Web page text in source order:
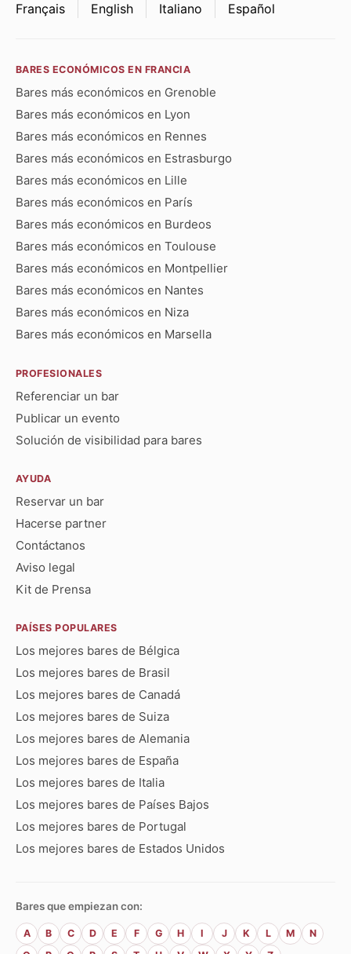
Français English Italiano Español
BARES ECONÓMICOS EN FRANCIA
Bares más económicos en Grenoble
Bares más económicos en Lyon
Bares más económicos en Rennes
Bares más económicos en Estrasburgo
Bares más económicos en Lille
Bares más económicos en París
Bares más económicos en Burdeos
Bares más económicos en Toulouse
Bares más económicos en Montpellier
Bares más económicos en Nantes
Bares más económicos en Niza
Bares más económicos en Marsella
PROFESIONALES
Referenciar un bar
Publicar un evento
Solución de visibilidad para bares
AYUDA
Reservar un bar
Hacerse partner
Contáctanos
Aviso legal
Kit de Prensa
PAÍSES POPULARES
Los mejores bares de Bélgica
Los mejores bares de Brasil
Los mejores bares de Canadá
Los mejores bares de Suiza
Los mejores bares de Alemania
Los mejores bares de España
Los mejores bares de Italia
Los mejores bares de Países Bajos
Los mejores bares de Portugal
Los mejores bares de Estados Unidos
Bares que empiezan con:
A B C D E F G H I J K L M
N